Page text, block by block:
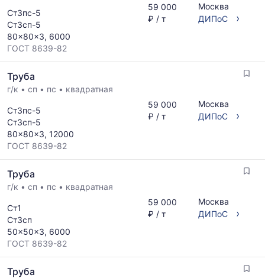
Ст3пс-5
Ст3сп-5
80x80x3, 6000
ГОСТ 8639-82
59 000
₽ / т
Москва
ДИПоС
›
Труба
г/к • сп • пс • квадратная
Ст3пс-5
Ст3сп-5
80x80x3, 12000
ГОСТ 8639-82
59 000
₽ / т
Москва
ДИПоС
›
Труба
г/к • сп • пс • квадратная
Ст1
Ст3сп
50x50x3, 6000
ГОСТ 8639-82
59 000
₽ / т
Москва
ДИПоС
›
Труба